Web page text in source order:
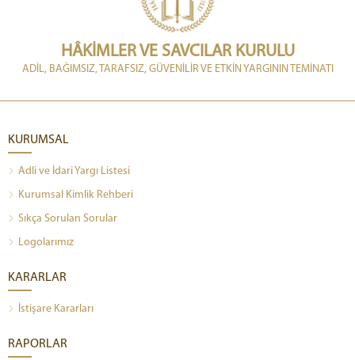
HÂKİMLER VE SAVCILAR KURULU
ADİL, BAĞIMSIZ, TARAFSIZ, GÜVENİLİR VE ETKİN YARGININ TEMİNATI
KURUMSAL
Adli ve İdari Yargı Listesi
Kurumsal Kimlik Rehberi
Sıkça Sorulan Sorular
Logolarımız
KARARLAR
İstişare Kararları
RAPORLAR